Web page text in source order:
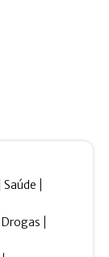
Saúde
Drogas